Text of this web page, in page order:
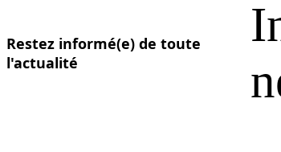
Estonian
Restez informé(e) de toute
l'actualité